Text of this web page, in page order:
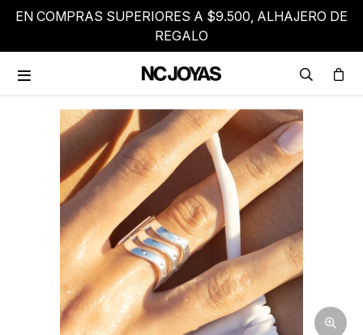
EN COMPRAS SUPERIORES A $9.500, ALHAJERO DE
REGALO
